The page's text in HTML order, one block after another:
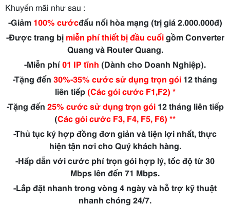
Khuyến mãi như sau :
-Giảm 100% cướcđấu nối hòa mạng (trị giá 2.000.000đ)
-Được trang bị miễn phí thiết bị đầu cuốigồm Converter
Quang và Router Quang.
-Miễn phí01 IP tĩnh (Dành cho Doanh Nghiệp).
-Tặng đến 30%-35% cước sử dụng trọn gói 12 tháng
liên tiếp (Các gói cước F1,F2) *
-Tặng đến 25% cước sử dụng trọn gói12 tháng liên tiếp
(Các gói cước F3, F4, F5, F6) **
-Thủ tục ký hợp đồng đơn giản và tiện lợi nhất, thực
hiện tận nơi cho Quý khách hàng.
-Hấp dẫn với cước phí trọn gói hợp lý, tốc độ từ 30
Mbps lên đến 71 Mbps.
-Lắp đặt nhanh trong vòng 4 ngày và hỗ trợ kỹ thuật
nhanh chóng 24/7.